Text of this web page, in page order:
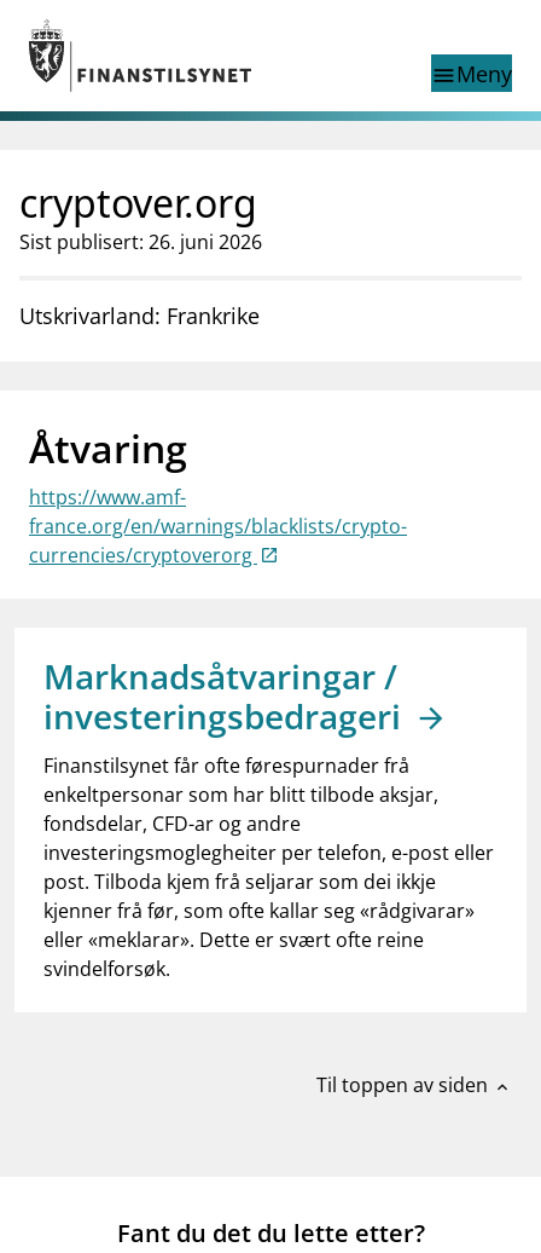
Gå til hovedinnhold
Gå til søkesiden
menuMeny
nettstedet
English
Tilsyn
Finanstilsynets registre
businessOm Finanstilsynet
mail_outlineKontakt oss
work_outlineJobb hos oss
notifications_none Abonner på nyhetsvarsel
cryptover.org
Sist publisert: 26. juni 2026
Utskrivarland: Frankrike
Åtvaring
https://www.amf-
france.org/en/warnings/blacklists/crypto-
currencies/cryptoverorg
Marknadsåtvaringar /
investeringsbedrageri
Finanstilsynet får ofte førespurnader frå
enkeltpersonar som har blitt tilbode aksjar,
fondsdelar, CFD-ar og andre
investeringsmoglegheiter per telefon, e-post eller
post. Tilboda kjem frå seljarar som dei ikkje
kjenner frå før, som ofte kallar seg «rådgivarar»
eller «meklarar». Dette er svært ofte reine
svindelforsøk.
Til toppen av siden expand_less
Fant du det du lette etter?